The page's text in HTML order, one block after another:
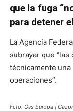
que la fuga
para detener
La Agencia
subrayar que
técnicamente una
operaciones”.
Foto: Gas Europa |